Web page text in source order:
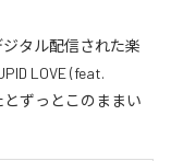
ジタル配信された楽
LOVE (feat.
とずっとこのままい